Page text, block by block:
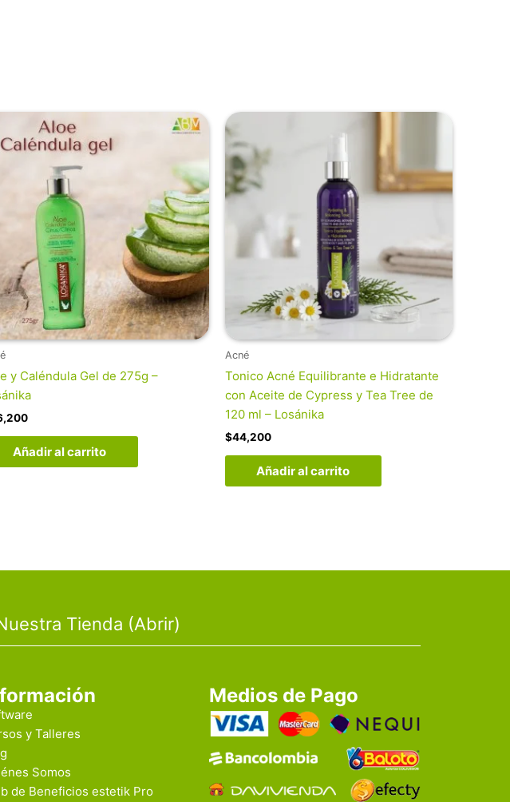
y Caléndula Gel de 275g –
Añadir al carrito
Acné
Tonico Acné Equilibrante e Hidratante
con Aceite de Cypress y Tea Tree de
120 ml – Losánika
$44,200
Añadir al carrito
Tienda (Abrir)
y Talleres
Somos
de Beneficios estetik Pro
Medios de Pago